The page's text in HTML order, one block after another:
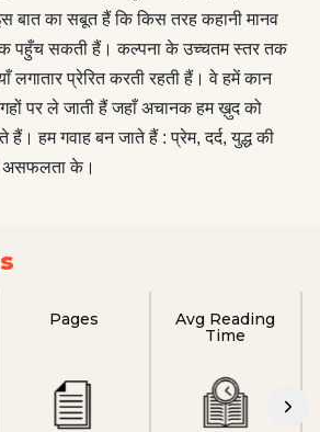
बात का सबूत हैं कि किस तरह कहानी मानव
पहुँच सकती हैं। कल्पना के उच्चतम स्तर तक
लगातार प्रेरित करती रहती हैं। वे हमें कान
पर ले जाती हैं जहाँ अचानक हम ख़ुद को
हैं। हम गवाह बन जाते हैं : प्रेम, दर्द, युद्ध की
असफलता के।
Pages
Avg Reading
Time